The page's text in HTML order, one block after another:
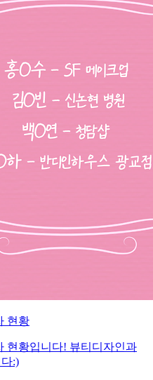
현황
현황입니다! 뷰티디자인과
:)